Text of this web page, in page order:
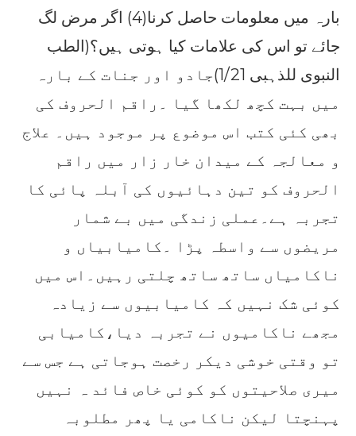
بارہ میں معلومات حاصل کرنا(4) اگر مرض لگ
جائے تو اس کی علامات کیا ہوتی ہیں؟(الطب
النبوی للذہبی 1/21)جادو اور جنات کے بارہ
میں بہت کچھ لکھا گیا ۔راقم الحروف کی
بھی کئی کتب اس موضوع پر موجود ہیں۔ علاج
و معالجہ کے میدان خار زار میں راقم
الحروف کو تین دہائیوں کی آبلہ پائی کا
تجربہ ہے۔عملی زندگی میں بے شمار
مریضوں سے واسطہ پڑا ۔کامیابیاں و
ناکامیاں ساتھ ساتھ چلتی رہیں۔اس میں
کوئی شک نہیں کہ کامیابیوں سے زیادہ
مجھے ناکامیوں نے تجربہ دیا،کامیابی
تو وقتی خوشی دیکر رخصت ہوجاتی ہے جس سے
میری صلاحیتوں کو کوئی خاص فائد ہ نہیں
پہنچتا لیکن ناکامی یا پھر مطلوبہ